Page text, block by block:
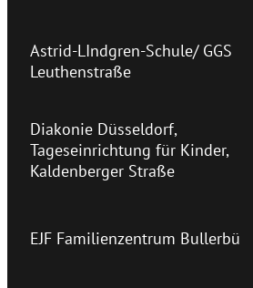
Astrid-LIndgren-Schule/ GGS
Leuthenstraße
Diakonie Düsseldorf,
Tageseinrichtung für Kinder,
Kaldenberger Straße
EJF Familienzentrum Bullerbü